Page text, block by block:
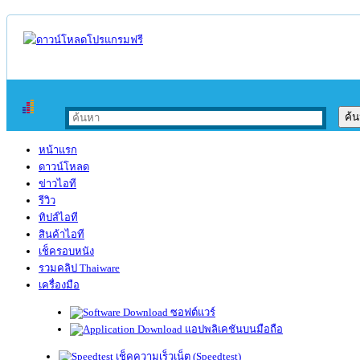
หน้าแรก
ดาวน์โหลด
ข่าวไอที
รีวิว
ทิปส์ไอที
สินค้าไอที
เช็ครอบหนัง
รวมคลิป Thaiware
เครื่องมือ
ซอฟต์แวร์
แอปพลิเคชันบนมือถือ
เช็คความเร็วเน็ต (Speedtest)